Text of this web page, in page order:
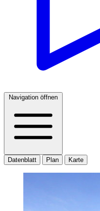
Navigation öffnen
Datenblatt Plan Karte